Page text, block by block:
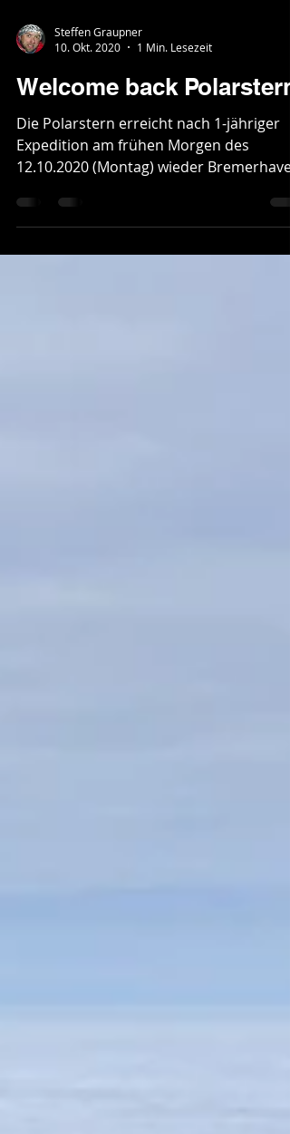
10. Okt. 2020
1 Min. Lesezeit
Welcome back Polarstern
Die Polarstern erreicht nach 1-jähriger
Expedition am frühen Morgen des
12.10.2020 (Montag) wieder Bremerhaven,
von wo sie im September...